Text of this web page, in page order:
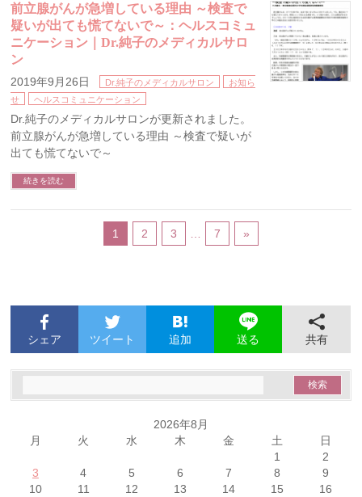
前立腺がんが急増している理由 ～検査で
疑いが出ても慌てないで～：ヘルスコミュ
ニケーション｜Dr.純子のメディカルサロ
ン
2019年9月26日 Dr.純子のメディカルサロン
お知ら
せ
ヘルスコミュニケーション
Dr.純子のメディカルサロンが更新されました。
前立腺がんが急増している理由 ～検査で疑いが
出ても慌てないで～
続きを読む
1 2 3 7 »
シェア ツイート 追加 送る 共有
2026年8月
月
火 水 木 金 土 日
1
2
3
4 5 6 7 8
9
10
11 12 13 14 15
16